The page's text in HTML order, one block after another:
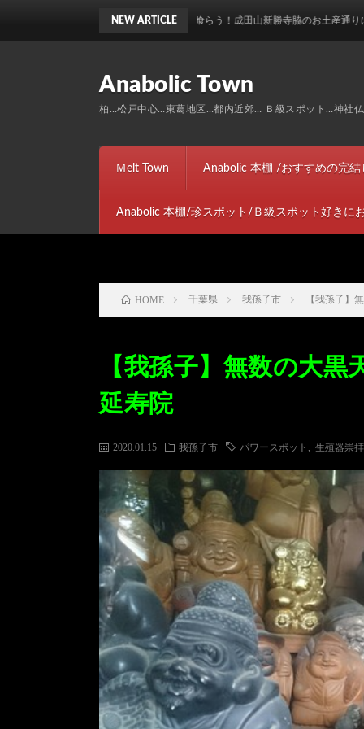
Anabolic Town
柏…松戸中心…東葛地区…都内近郊… Ｂ級スポット…神社
Ｍelt Town Anabolic 本棚 /おすすめの完
Anabolic 本棚/珍スポット/Ｂ級スポット好きに
NEW ARTICLE
昭和を喰らう！成田山新勝寺脇のお土産通りにある魚幸で焼
HOME 千葉県 我孫子市 【我孫子】
【我孫子】無数の大
延寿院
2020.01.15 我孫子市 パワースポット 生殖器崇拝